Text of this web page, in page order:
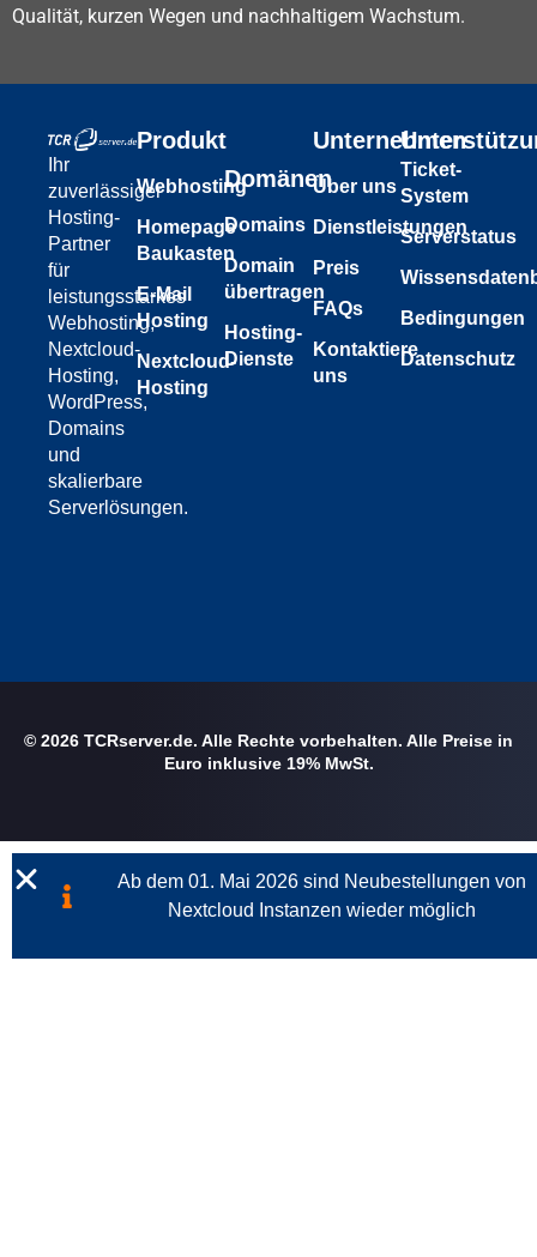
Qualität, kurzen Wegen und nachhaltigem Wachstum.
Ihr
zuverlässiger
Hosting-
Partner
für
leistungsstarkes
Webhosting,
Nextcloud-
Hosting,
WordPress,
Domains
und
skalierbare
Serverlösungen.
Produkt
Webhosting
Homepage
Baukasten
E-Mail
Hosting
Nextcloud-
Hosting
Domänen
Domains
Domain
übertragen
Hosting-
Dienste
Unternehmen
Über uns
Dienstleistungen
Preis
FAQs
Kontaktiere
uns
Ticket-
System
Serverstatus
Bedingungen
Datenschutz
© 2026 TCRserver.de. Alle Rechte vorbehalten. Alle Preise in
Euro inklusive 19% MwSt.
Ab dem 01. Mai 2026 sind Neubestellungen von
Nextcloud Instanzen wieder möglich